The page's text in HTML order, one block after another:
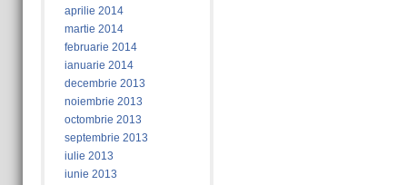
aprilie 2014
martie 2014
februarie 2014
ianuarie 2014
decembrie 2013
noiembrie 2013
octombrie 2013
septembrie 2013
iulie 2013
iunie 2013